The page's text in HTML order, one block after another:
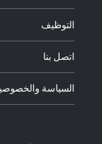
التوظيف
اتصل بنا
السياسة